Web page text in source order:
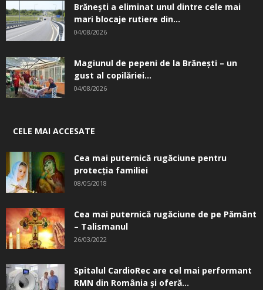
Brănești a eliminat unul dintre cele mai
mari blocaje rutiere din...
04/08/2026
Magiunul de pepeni de la Brăneşti – un
gust al copilăriei...
04/08/2026
CELE MAI ACCESATE
Cea mai puternică rugăciune pentru
protecția familiei
08/05/2018
Cea mai puternică rugăciune de pe Pământ
– Talismanul
26/03/2022
Spitalul CardioRec are cel mai performant
RMN din România și oferă...